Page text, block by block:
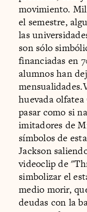
movimiento.
el semestre,
las
son sólo
financiadas en
alumnos han
huevada
pasar como si
imitadores de
símbolos de
Jackson
videoclip de
simbolizar el
medio morir,
deudas con la